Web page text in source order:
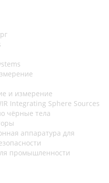
и измерение
Integrating Sphere Sources
чёрные тела
аппаратура для
промышленности